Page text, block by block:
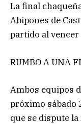
La final
Abipones de
partido al vencer
RUMBO A UNA
Ambos equipos
próximo sábado
que se dispute